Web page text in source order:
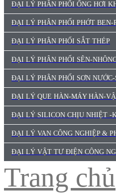
ĐẠI LÝ PHÂN PHỐI ỐNG HƠI
ĐẠI LÝ PHÂN PHỐI PHỚT BEN-
ĐẠI LÝ PHÂN PHỐI SẮT THÉP
ĐẠI LÝ PHÂN PHỐI SÊN-
ĐẠI LÝ PHÂN PHỐI SƠN
ĐẠI LÝ QUE HÀN-MÁY HÀN-
ĐẠI LÝ SILICON CHỊU NHIỆT -
ĐẠI LÝ VAN CÔNG NGHIỆP &
ĐẠI LÝ VẬT TƯ ĐIỆN CÔNG
Trang chủ